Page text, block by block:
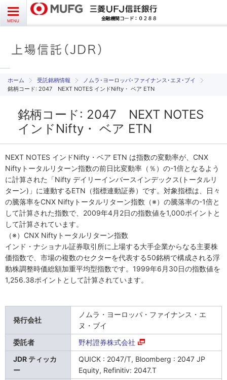
CLOSE
MENU
受託銘柄情報
ノムラ･ヨーロッパ･ファイナンス･エヌ･ブイ
銘柄コード: 2047 NEXT NOTES インドNifty・ ベア ETN
銘柄コード: 2047 NEXT NOTES
インドNifty・ ベア ETN
NEXT NOTES インドNifty・ベア ETN は指数の変動率が、CNX
Niftyトータルリターン指数の前日比変動率（％）の-1倍となるよう
に計算された「Nifty デイリーインバースインデックス(トータルリ
ターン)」に連動するETN（指標連動証券）です。対象指標は、日々
の騰落率をCNX Niftyトータルリターン指数（※）の騰落率の-1倍と
して計算された指数で、2009年4月2日の指数値を1,000ポイントと
して計算されています。
（※）CNX Niftyトータルリターン指数
インド・ナショナル証券取引所に上場する大手企業からなる主要株
価指数で、市場の複数のセクターを代表する50銘柄で構成される浮
動株調整時価総額加重平均型指数です。1999年6月30日の指数値を
1,256.38ポイントとして計算されています。
発行会社
ノムラ・ヨーロッパ・ファイナンス・エ
ヌ・ブイ
委託者
野村證券株式会社
JDR ティッカ
ー
QUICK : 2047/T, Bloomberg : 2047 JP
Equity, Refinitiv: 2047.T
受益者様向け
発行者様向け
よくあるご質問
お問い合わせ English